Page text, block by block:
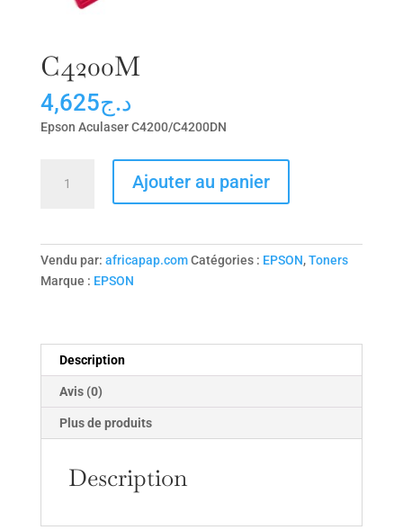
C4200M
د.ج4,625
Epson Aculaser C4200/C4200DN
Ajouter au panier
Vendu par: africapap.com Catégories : EPSON,Toners
Marque : EPSON
Description
Avis (0)
Plus de produits
Description